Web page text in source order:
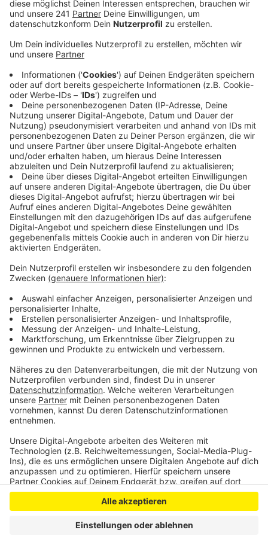
Anzeige
Veröffentlicht:Donnerstag, 20.07.2023 09:36
Anzeige
Zwei Jugendliche schlugen ihrem Opfer am
Dienstagnachmittag von hinten auf den Kopf. Als er
auf dem Boden lag, schlugen und traten sie weiter auf
ihn ein und flüchteten dann in Richtung Friedhof. Die
Polizei sucht jetzt nach Zeugen - wer etwas
mitbekommen hat, meldet sich bitte bei der
Kreispolizei.
Anzeige
Der erste Tatverdächtige ist wohl zwischen 16 und 18
Jahren alt und 1,85 m groß, hatte glatte kurze Haare,
dunkle Augen und einen Oberlippenbart und eine
schmale Statur. Er trug einen schwarzen
Trainingsanzug von Nike und eine Base-Cap von Gucci.
Der zweite trug ein weißes T-Shirt und Kappe von
Gucci.
Anzeige
Anzeige